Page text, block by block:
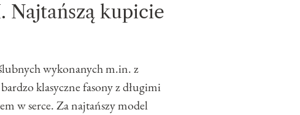
Najtańszą kupicie
wykonanych m.in. z
klasyczne fasony z długimi
w serce. Za najtańszy model